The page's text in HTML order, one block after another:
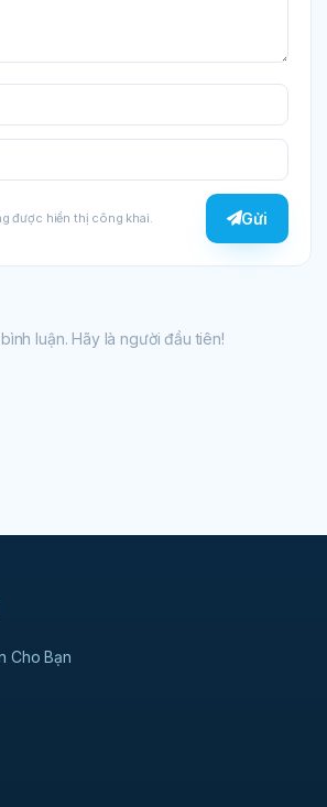
được hiển thị công khai. Gửi
luận. Hãy là người đầu tiên!
Cho Bạn